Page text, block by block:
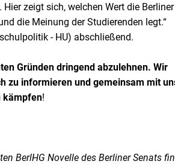
zeigt sich, welchen Wert die Berliner
die Meinung der Studierenden legt.“
- HU) abschließend.
Gründen dringend abzulehnen. Wir
zu informieren und gemeinsam mit
kämpfen!
BerlHG Novelle des Berliner Senats